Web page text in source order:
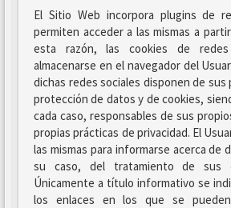
El Sitio Web incorpora plugins de
permiten acceder a las mismas a
esta razón, las cookies de redes
almacenarse en el navegador del
dichas redes sociales disponen de sus
protección de datos y de cookies,
cada caso, responsables de sus
propias prácticas de privacidad. El
las mismas para informarse acerca de
su caso, del tratamiento de sus
Únicamente a título informativo se
los enlaces en los que se